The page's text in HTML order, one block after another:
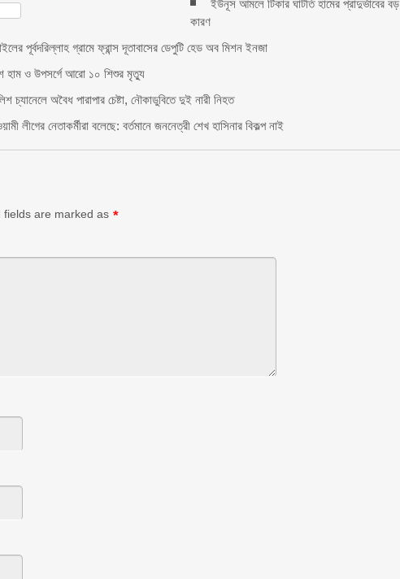
ইউনূস আমলে টিকার ঘাটতি হামের প্রাদুর্ভাবের বড়
কারণ
পূর্বদরিল্লাহ গ্রামে ফ্রান্স দূতাবাসের ডেপুটি হেড অব মিশন ইনজা
হাম ও উপসর্গে আরো ১০ শিশুর মৃত্যু
চ্যানেলে অবৈধ পারাপার চেষ্টা, নৌকাডুবিতে দুই নারী নিহত
লীগের নেতাকর্মীরা বলেছে: বর্তমানে জননেত্রী শেখ হাসিনার বিকল্প নাই
fields are marked as *